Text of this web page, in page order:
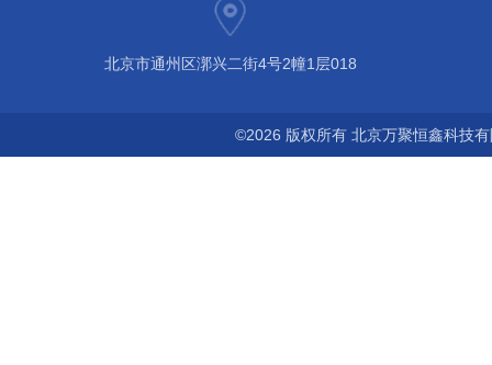
北京市通州区漷兴二街4号2幢1层018
©2026 版权所有 北京万聚恒鑫科技